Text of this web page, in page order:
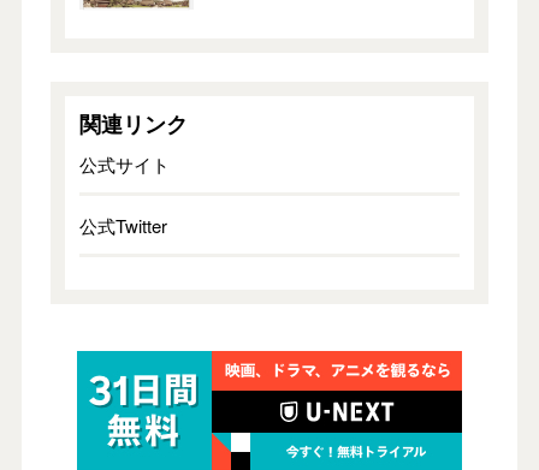
関連リンク
公式サイト
公式Twitter